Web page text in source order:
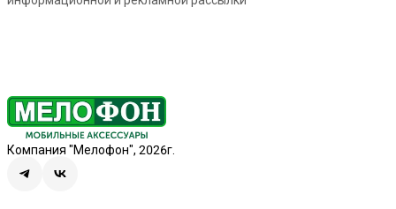
Компания "Мелофон", 2026г.